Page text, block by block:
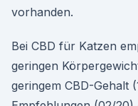
vorhanden.
Bei CBD für Katzen
geringen
geringem CBD-Gehalt